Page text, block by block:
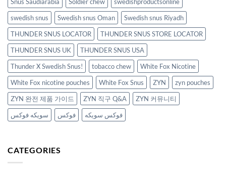
swedish snus
Swedish snus Oman
Swedish snus Riyadh
THUNDER SNUS LOCATOR
THUNDER SNUS STORE LOCATOR
THUNDER SNUS UK
THUNDER SNUS USA
Thunder X Swedish Snus!
tobacco chew
White Fox Nicotine
White Fox nicotine pouches
White Fox Snus ZYN
zyn pouches
ZYN 완전 제품 가이드
ZYN 직구 Q&A
ZYN 커뮤니티
سويكه فوكس
فوكس فوكس سويكه
CATEGORIES